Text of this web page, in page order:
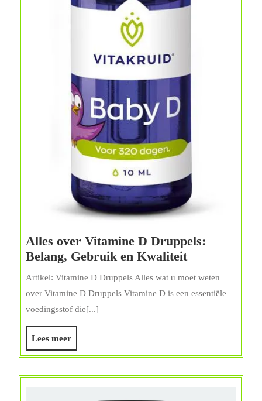
Alles over Vitamine D Druppels:
Belang, Gebruik en KwaliteitAlles
D
en
Kwaliteit
Artikel: Vitamine D Druppels Alles wat u moet weten
over Vitamine D Druppels Vitamine D is een essentiële
voedingsstof die[...]
Lees meerLees
meer